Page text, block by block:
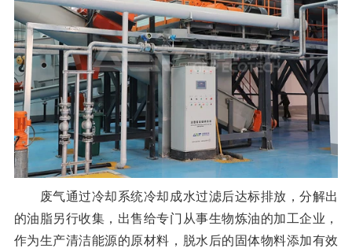
废气通过冷却系统冷却成水过滤后达标排放，分解出
的油脂另行收集，出售给专门从事生物炼油的加工企业，
作为生产清洁能源的原材料，脱水后的固体物料添加有效